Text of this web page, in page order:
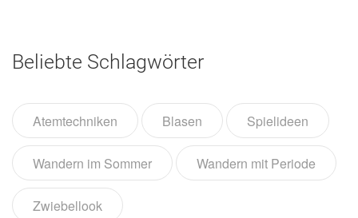
Beliebte Schlagwörter
Atemtechniken Blasen Spielideen
Wandern im Sommer Wandern mit Periode
Zwiebellook